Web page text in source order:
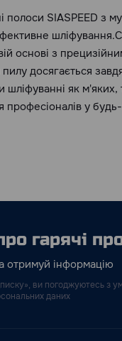
полоси SIASPEED з
основі з
досягається
шліфуванні як
у будь-
гарячі
отримуй інформацію
ви погоджуютесь з
даних